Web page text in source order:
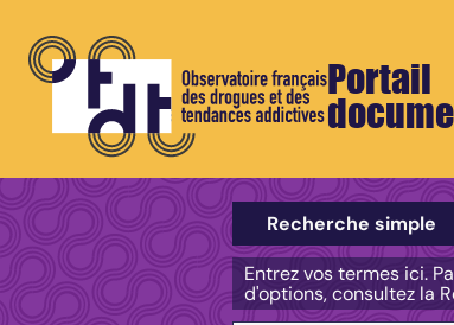
Portail
Sélectionner un type de
Recherche simple
Entrez vos termes ici.
d'options, consultez la